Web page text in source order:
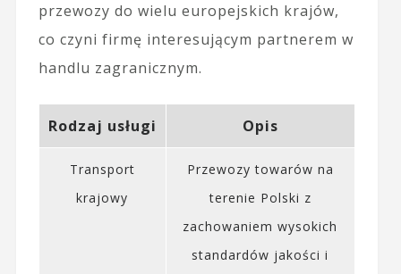
przewozy do wielu europejskich krajów,
co czyni firmę interesującym partnerem w
handlu zagranicznym.
Rodzaj usługi Opis
Transport
krajowy
Przewozy towarów na
terenie Polski z
zachowaniem wysokich
standardów jakości i